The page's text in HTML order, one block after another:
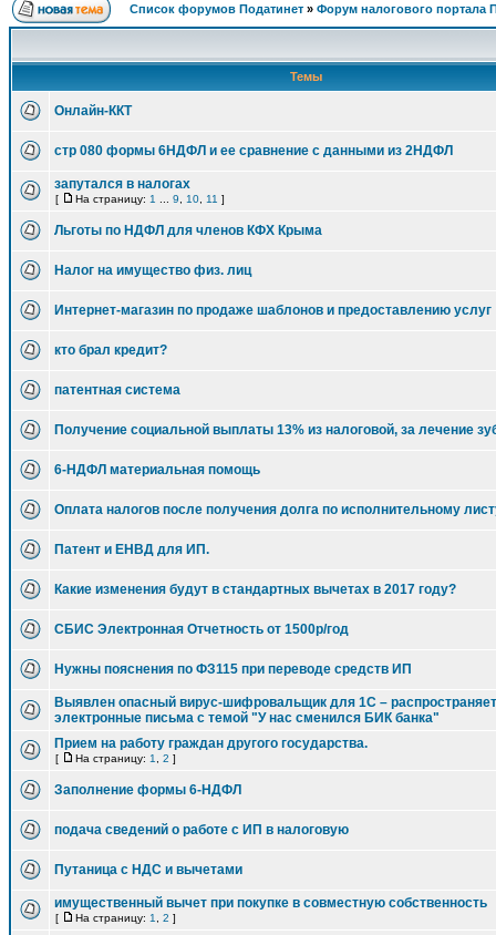
Список форумов Податинет » Форум налогового портала
Темы
Онлайн-ККТ
стр 080 формы 6НДФЛ и ее сравнение с данными из 2НДФЛ
запутался в налогах
[ На страницу: 1 9 10 11 ]
Льготы по НДФЛ для членов КФХ Крыма
Налог на имущество физ. лиц
Интернет-магазин по продаже шаблонов и предоставлению услуг
кто брал кредит?
патентная система
Получение социальной выплаты 13% из налоговой, за лечение
6-НДФЛ материальная помощь
Оплата налогов после получения долга по исполнительному
Патент и ЕНВД для ИП.
Какие изменения будут в стандартных вычетах в 2017 году?
СБИС Электронная Отчетность от 1500р/год
Нужны пояснения по ФЗ115 при переводе средств ИП
Выявлен опасный вирус-шифровальщик для 1С –
электронные письма с темой "У нас сменился БИК банка"
Прием на работу граждан другого государства.
[ На страницу: 1 2 ]
Заполнение формы 6-НДФЛ
подача сведений о работе с ИП в налоговую
Путаница с НДС и вычетами
имущественный вычет при покупке в совместную собственность
[ На страницу: 1 2 ]